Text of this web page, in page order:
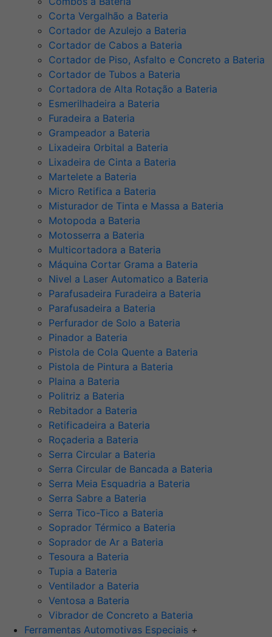
Corta Vergalhão a Bateria
Cortador de Azulejo a Bateria
Cortador de Cabos a Bateria
Cortador de Piso, Asfalto e Concreto a Bateria
Cortador de Tubos a Bateria
Cortadora de Alta Rotação a Bateria
Esmerilhadeira a Bateria
Furadeira a Bateria
Grampeador a Bateria
Lixadeira Orbital a Bateria
Lixadeira de Cinta a Bateria
Martelete a Bateria
Micro Retifica a Bateria
Misturador de Tinta e Massa a Bateria
Motopoda a Bateria
Motosserra a Bateria
Multicortadora a Bateria
Máquina Cortar Grama a Bateria
Nivel a Laser Automatico a Bateria
Parafusadeira Furadeira a Bateria
Parafusadeira a Bateria
Perfurador de Solo a Bateria
Pinador a Bateria
Pistola de Cola Quente a Bateria
Pistola de Pintura a Bateria
Plaina a Bateria
Politriz a Bateria
Rebitador a Bateria
Retificadeira a Bateria
Roçaderia a Bateria
Serra Circular a Bateria
Serra Circular de Bancada a Bateria
Serra Meia Esquadria a Bateria
Serra Sabre a Bateria
Serra Tico-Tico a Bateria
Soprador Térmico a Bateria
Soprador de Ar a Bateria
Tesoura a Bateria
Tupia a Bateria
Ventilador a Bateria
Ventosa a Bateria
Vibrador de Concreto a Bateria
Ferramentas Automotivas Especiais +